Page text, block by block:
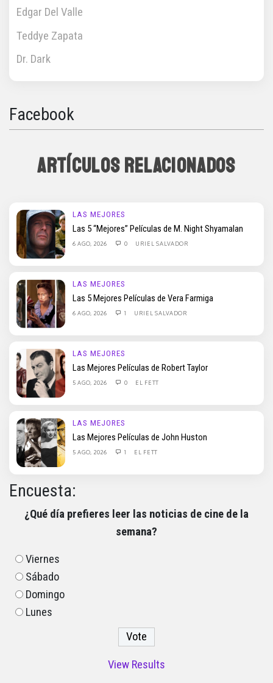
Edgar Del Valle
Teddye Zapata
Dr. Dark
Facebook
ARTÍCULOS RELACIONADOS
LAS MEJORES
Las 5 “Mejores” Películas de M. Night Shyamalan
6 AGO, 2026 0 URIEL SALVADOR
LAS MEJORES
Las 5 Mejores Películas de Vera Farmiga
6 AGO, 2026 1 URIEL SALVADOR
LAS MEJORES
Las Mejores Películas de Robert Taylor
5 AGO, 2026 0 EL FETT
LAS MEJORES
Las Mejores Películas de John Huston
5 AGO, 2026 1 EL FETT
Encuesta:
¿Qué día prefieres leer las noticias de cine de la
semana?
Viernes
Sábado
Domingo
Lunes
View Results